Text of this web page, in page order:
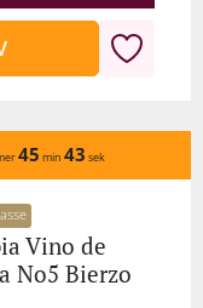
45 min 43 sek
Vino de
No5 Bierzo